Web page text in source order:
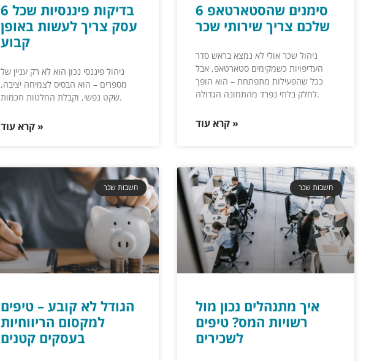
6 בדיקות פיננסיות שכל
עסק צריך לעשות באופן
קבוע
ניהול פיננסי נכון הוא לא רק עניין של
מספרים – הוא הבסיס לצמיחה יציבה,
שקט נפשי, וקבלת החלטות חכמות.
קרא עוד »
6 סימנים שהסטארטאפ
שלכם צריך שירותי שכר
ניהול שכר אולי לא נמצא בראש סדר
העדיפויות כשמקימים סטארטאפ, אבל
ככל שהפעילות מתפתחת – הוא הופך
לחלק בלתי נפרד מהתמונה הגדולה.
קרא עוד »
חשבות שכר
הגודל לא קובע – טיפים
למקסום הריווחיות
בעסקים קטנים
חשבות שכר
איך מתנהלים נכון מול
רשויות המס? טיפים
לשכירים